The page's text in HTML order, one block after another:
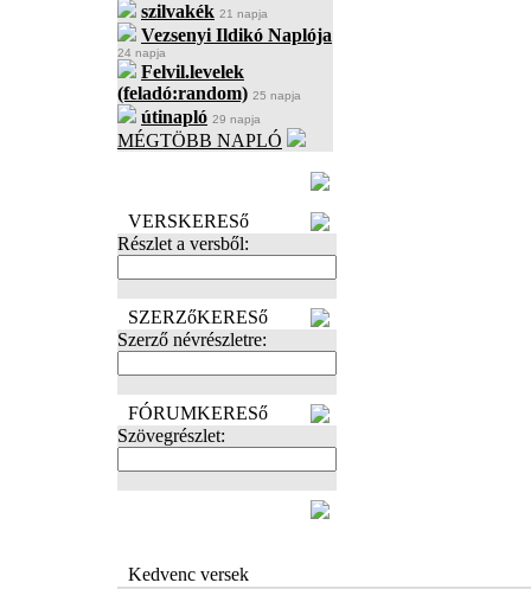
szilvakék 21 napja
Vezsenyi Ildikó Naplója
24 napja
Felvil.levelek
(feladó:random) 25 napja
útinapló 29 napja
MÉGTÖBB NAPLÓ
VERSKERESő
Részlet a versből:
SZERZőKERESő
Szerző névrészletre:
FÓRUMKERESő
Szövegrészlet:
Kedvenc versek